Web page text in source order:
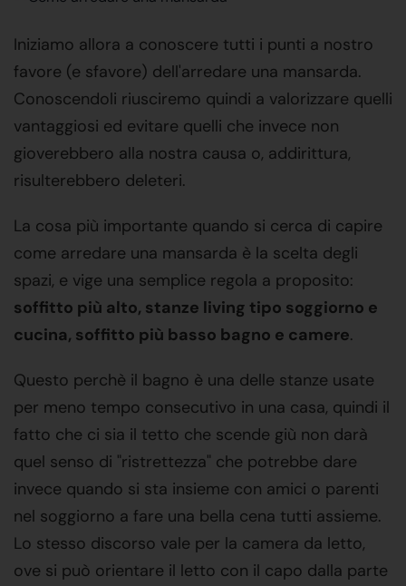
Iniziamo allora a conoscere tutti i punti a nostro
favore (e sfavore) dell'arredare una mansarda.
Conoscendoli riusciremo quindi a valorizzare quelli
vantaggiosi ed evitare quelli che invece non
gioverebbero alla nostra causa o, addirittura,
risulterebbero deleteri.
La cosa più importante quando si cerca di capire
come arredare una mansarda è la scelta degli
spazi, e vige una semplice regola a proposito:
soffitto più alto, stanze living tipo soggiorno e
cucina, soffitto più basso bagno e camere.
Questo perchè il bagno è una delle stanze usate
per meno tempo consecutivo in una casa, quindi il
fatto che ci sia il tetto che scende giù non darà
quel senso di "ristrettezza" che potrebbe dare
invece quando si sta insieme con amici o parenti
nel soggiorno a fare una bella cena tutti assieme.
Lo stesso discorso vale per la camera da letto,
ove si può orientare il letto con il capo dalla parte